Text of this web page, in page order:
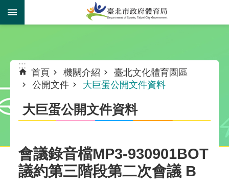
跳到主要內容區塊
:::
首頁 機關介紹
臺北文化體育園區
公開文件
大巨蛋公開文件資料
大巨蛋公開文件資料
會議錄音檔MP3-930901BOT
議約第三階段第二次會議 B